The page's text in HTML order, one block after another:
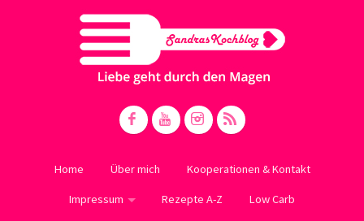
Home Über mich Kooperationen & Kontakt
Impressum Rezepte A-Z Low Carb